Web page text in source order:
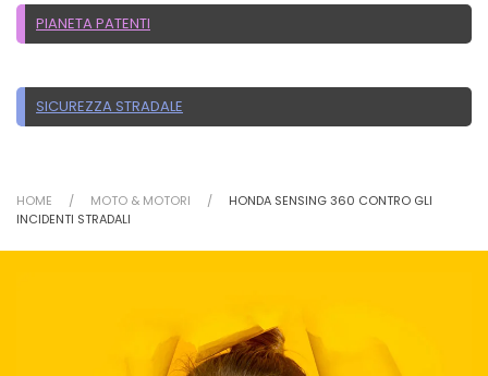
PIANETA PATENTI
SICUREZZA STRADALE
HOME MOTO & MOTORI
HONDA SENSING 360 CONTRO GLI
INCIDENTI STRADALI